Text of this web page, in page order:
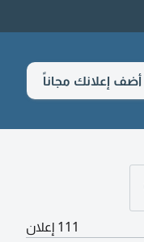
أضف إعلانك مجاناً
111 إعلان